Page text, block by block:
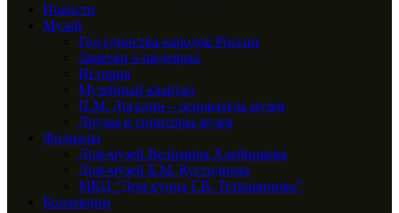
Новости
Музей
Год единства народов России
Заметки о шедеврах
История
Музейный квартал
П.М. Догадин – основатель музея
Друзья и спонсоры музея
Филиалы
Дом-музей Велимира Хлебникова
Дом-музей Б.М. Кустодиева
МКЦ “Дом купца Г.В. Тетюшинова”
Коллекции